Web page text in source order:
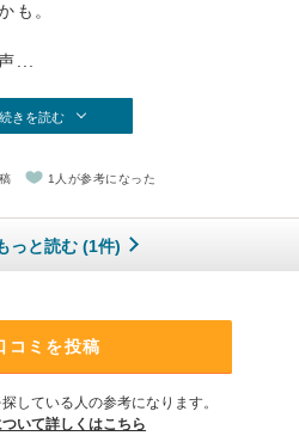
も。
...
続きを読む
1人が参考になった
っと読む (1件)
コミを投稿
している人の参考になります。
いて詳しくはこちら